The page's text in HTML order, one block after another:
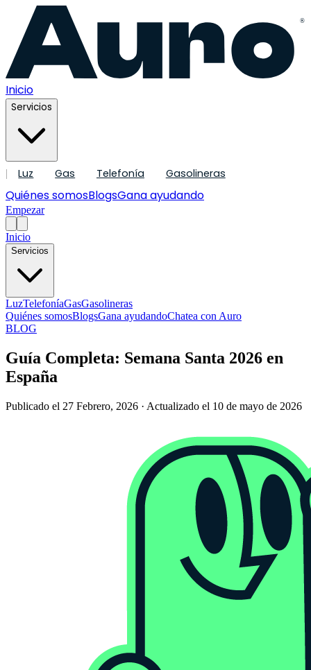
®
Inicio
Servicios
| Luz Gas Telefonía Gasolineras
Quiénes somosBlogsGana ayudando
Empezar
Inicio
Servicios
LuzTelefoníaGasGasolineras
Quiénes somosBlogsGana ayudandoChatea con Auro
BLOG
Guía Completa: Semana Santa 2026 en
España
Publicado el 27 Febrero, 2026 · Actualizado el 10 de mayo de 2026